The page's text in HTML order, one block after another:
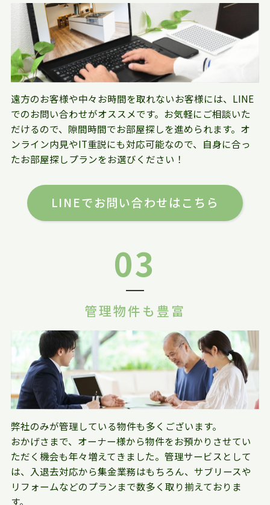
遠方のお客様や中々お時間を取れないお客様には、LINE
でのお問い合わせがオススメです。お気軽にご相談いた
だけるので、隙間時間でお部屋探しを進められます。オ
ンライン内見やIT重説にも対応可能なので、自身に合っ
たお部屋探しプランをお選びください！
LINEでお問い合わせはこちら
03
管理物件も豊富
弊社のみが管理している物件も多くございます。
おかげさまで、オーナー様から物件をお預かりさせてい
ただく機会も年々増えてきました。管理サービスとして
は、入退去対応から集金業務はもちろん、サブリースや
リフォームなどのプランまで数多く取り揃えておりま
す。